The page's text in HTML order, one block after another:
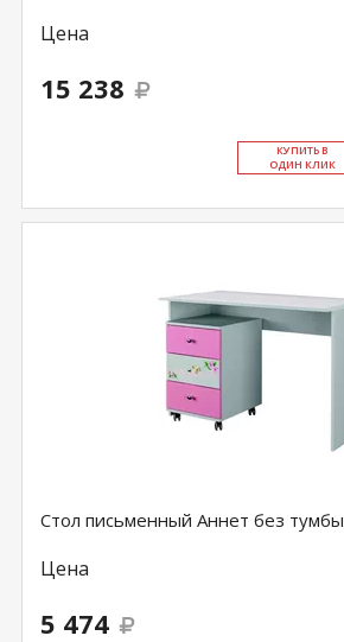
Цена
15 238
КУ­ПИТЬ В
ОДИН КЛИК
Стол письменный Аннет без тумбы
Цена
5 474